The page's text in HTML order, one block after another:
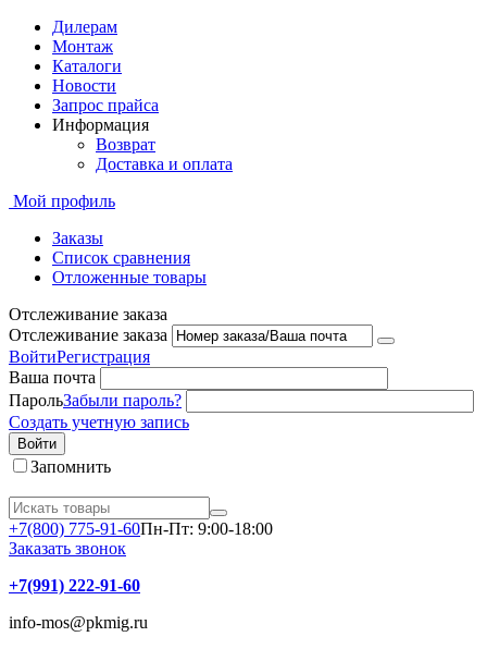
Дилерам
Монтаж
Каталоги
Новости
Запрос прайса
Информация
Возврат
Доставка и оплата
Мой профиль
Заказы
Список сравнения
Отложенные товары
Отслеживание заказа
Отслеживание заказа
ВойтиРегистрация
Ваша почта
ПарольЗабыли пароль?
Создать учетную запись
Войти
Запомнить
+7(800) 775-91-60Пн-Пт: 9:00-18:00
Заказать звонок
+7(991) 222-91-60
info-mos@pkmig.ru